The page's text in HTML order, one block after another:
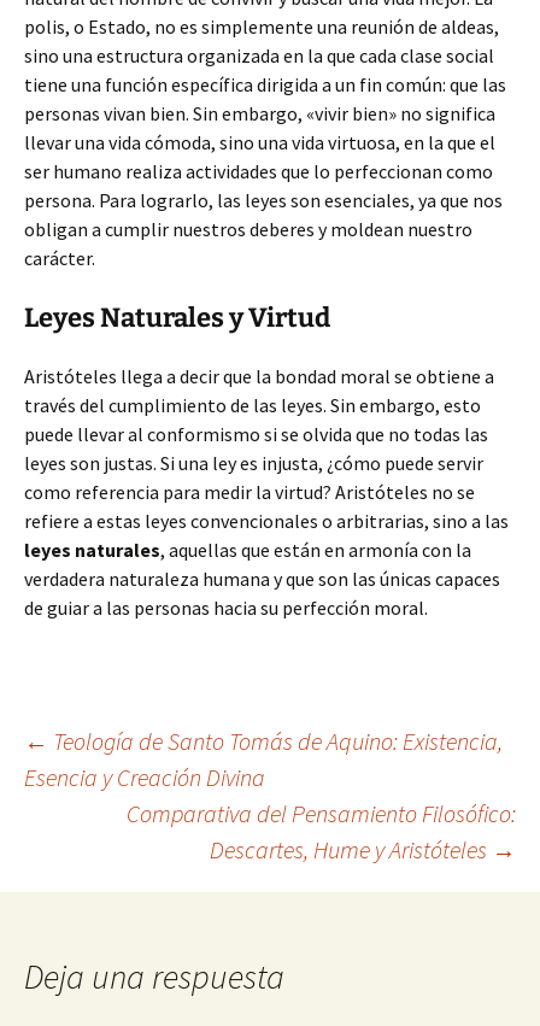
polis, o Estado, no es simplemente una reunión de aldeas,
sino una estructura organizada en la que cada clase social
tiene una función específica dirigida a un fin común: que las
personas vivan bien. Sin embargo, «vivir bien» no significa
llevar una vida cómoda, sino una vida virtuosa, en la que el
ser humano realiza actividades que lo perfeccionan como
persona. Para lograrlo, las leyes son esenciales, ya que nos
obligan a cumplir nuestros deberes y moldean nuestro
carácter.
Leyes Naturales y Virtud
Aristóteles llega a decir que la bondad moral se obtiene a
través del cumplimiento de las leyes. Sin embargo, esto
puede llevar al conformismo si se olvida que no todas las
leyes son justas. Si una ley es injusta, ¿cómo puede servir
como referencia para medir la virtud? Aristóteles no se
refiere a estas leyes convencionales o arbitrarias, sino a las
leyes naturales, aquellas que están en armonía con la
verdadera naturaleza humana y que son las únicas capaces
de guiar a las personas hacia su perfección moral.
Navegación
entradas
← Teología de Santo Tomás de Aquino: Existencia,
Esencia y Creación Divina
Comparativa del Pensamiento Filosófico:
Descartes, Hume y Aristóteles →
Deja una respuesta